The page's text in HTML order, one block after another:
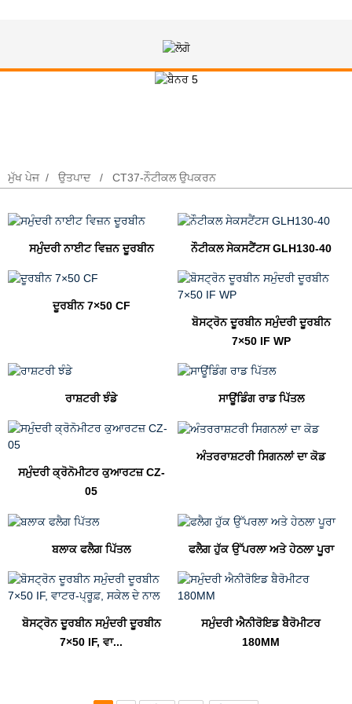
ਮੁੱਖ ਪੇਜ ਉਤਪਾਦ CT37-ਨੌਟੀਕਲ ਉਪਕਰਨ
ਸਮੁੰਦਰੀ ਨਾਈਟ ਵਿਜ਼ਨ ਦੂਰਬੀਨ ਨੌਟੀਕਲ ਸੇਕਸਟੈਂਟਸ GLH130-40
ਦੂਰਬੀਨ 7×50 CF
ਬੋਸਟ੍ਰੋਨ ਦੂਰਬੀਨ ਸਮੁੰਦਰੀ ਦੂਰਬੀਨ
7×50 IF WP
ਰਾਸ਼ਟਰੀ ਝੰਡੇ ਸਾਊਂਡਿੰਗ ਰਾਡ ਪਿੱਤਲ
ਸਮੁੰਦਰੀ ਕ੍ਰੋਨੋਮੀਟਰ ਕੁਆਰਟਜ਼ CZ-
05
ਅੰਤਰਰਾਸ਼ਟਰੀ ਸਿਗਨਲਾਂ ਦਾ ਕੋਡ
ਬਲਾਕ ਫਲੈਗ ਪਿੱਤਲ ਫਲੈਗ ਹੁੱਕ ਉੱਪਰਲਾ ਅਤੇ ਹੇਠਲਾ ਪੂਰਾ
ਬੋਸਟ੍ਰੋਨ ਦੂਰਬੀਨ ਸਮੁੰਦਰੀ ਦੂਰਬੀਨ
7×50 IF, ਵਾ...
ਸਮੁੰਦਰੀ ਐਨੀਰੋਇਡ ਬੈਰੋਮੀਟਰ
180MM